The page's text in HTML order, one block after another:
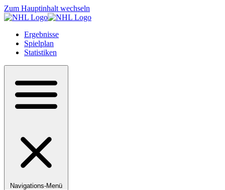
Zum Hauptinhalt wechseln
Ergebnisse
Spielplan
Statistiken
Navigations-Menü